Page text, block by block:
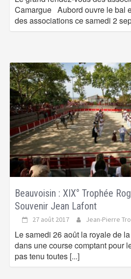
Camargue Aubord ouvre le bal
des associations ce samedi 2
Beauvoisin : XIX° Trophée
Souvenir Jean Lafont
27 août 2017 Jean-Pierre
Le samedi 26 août la royale de
dans une course comptant pour
pas tenu toutes [...]